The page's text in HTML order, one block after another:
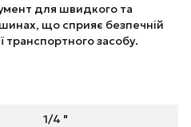
для швидкого та
що сприяє безпечній
транспортного засобу.
1/4 "